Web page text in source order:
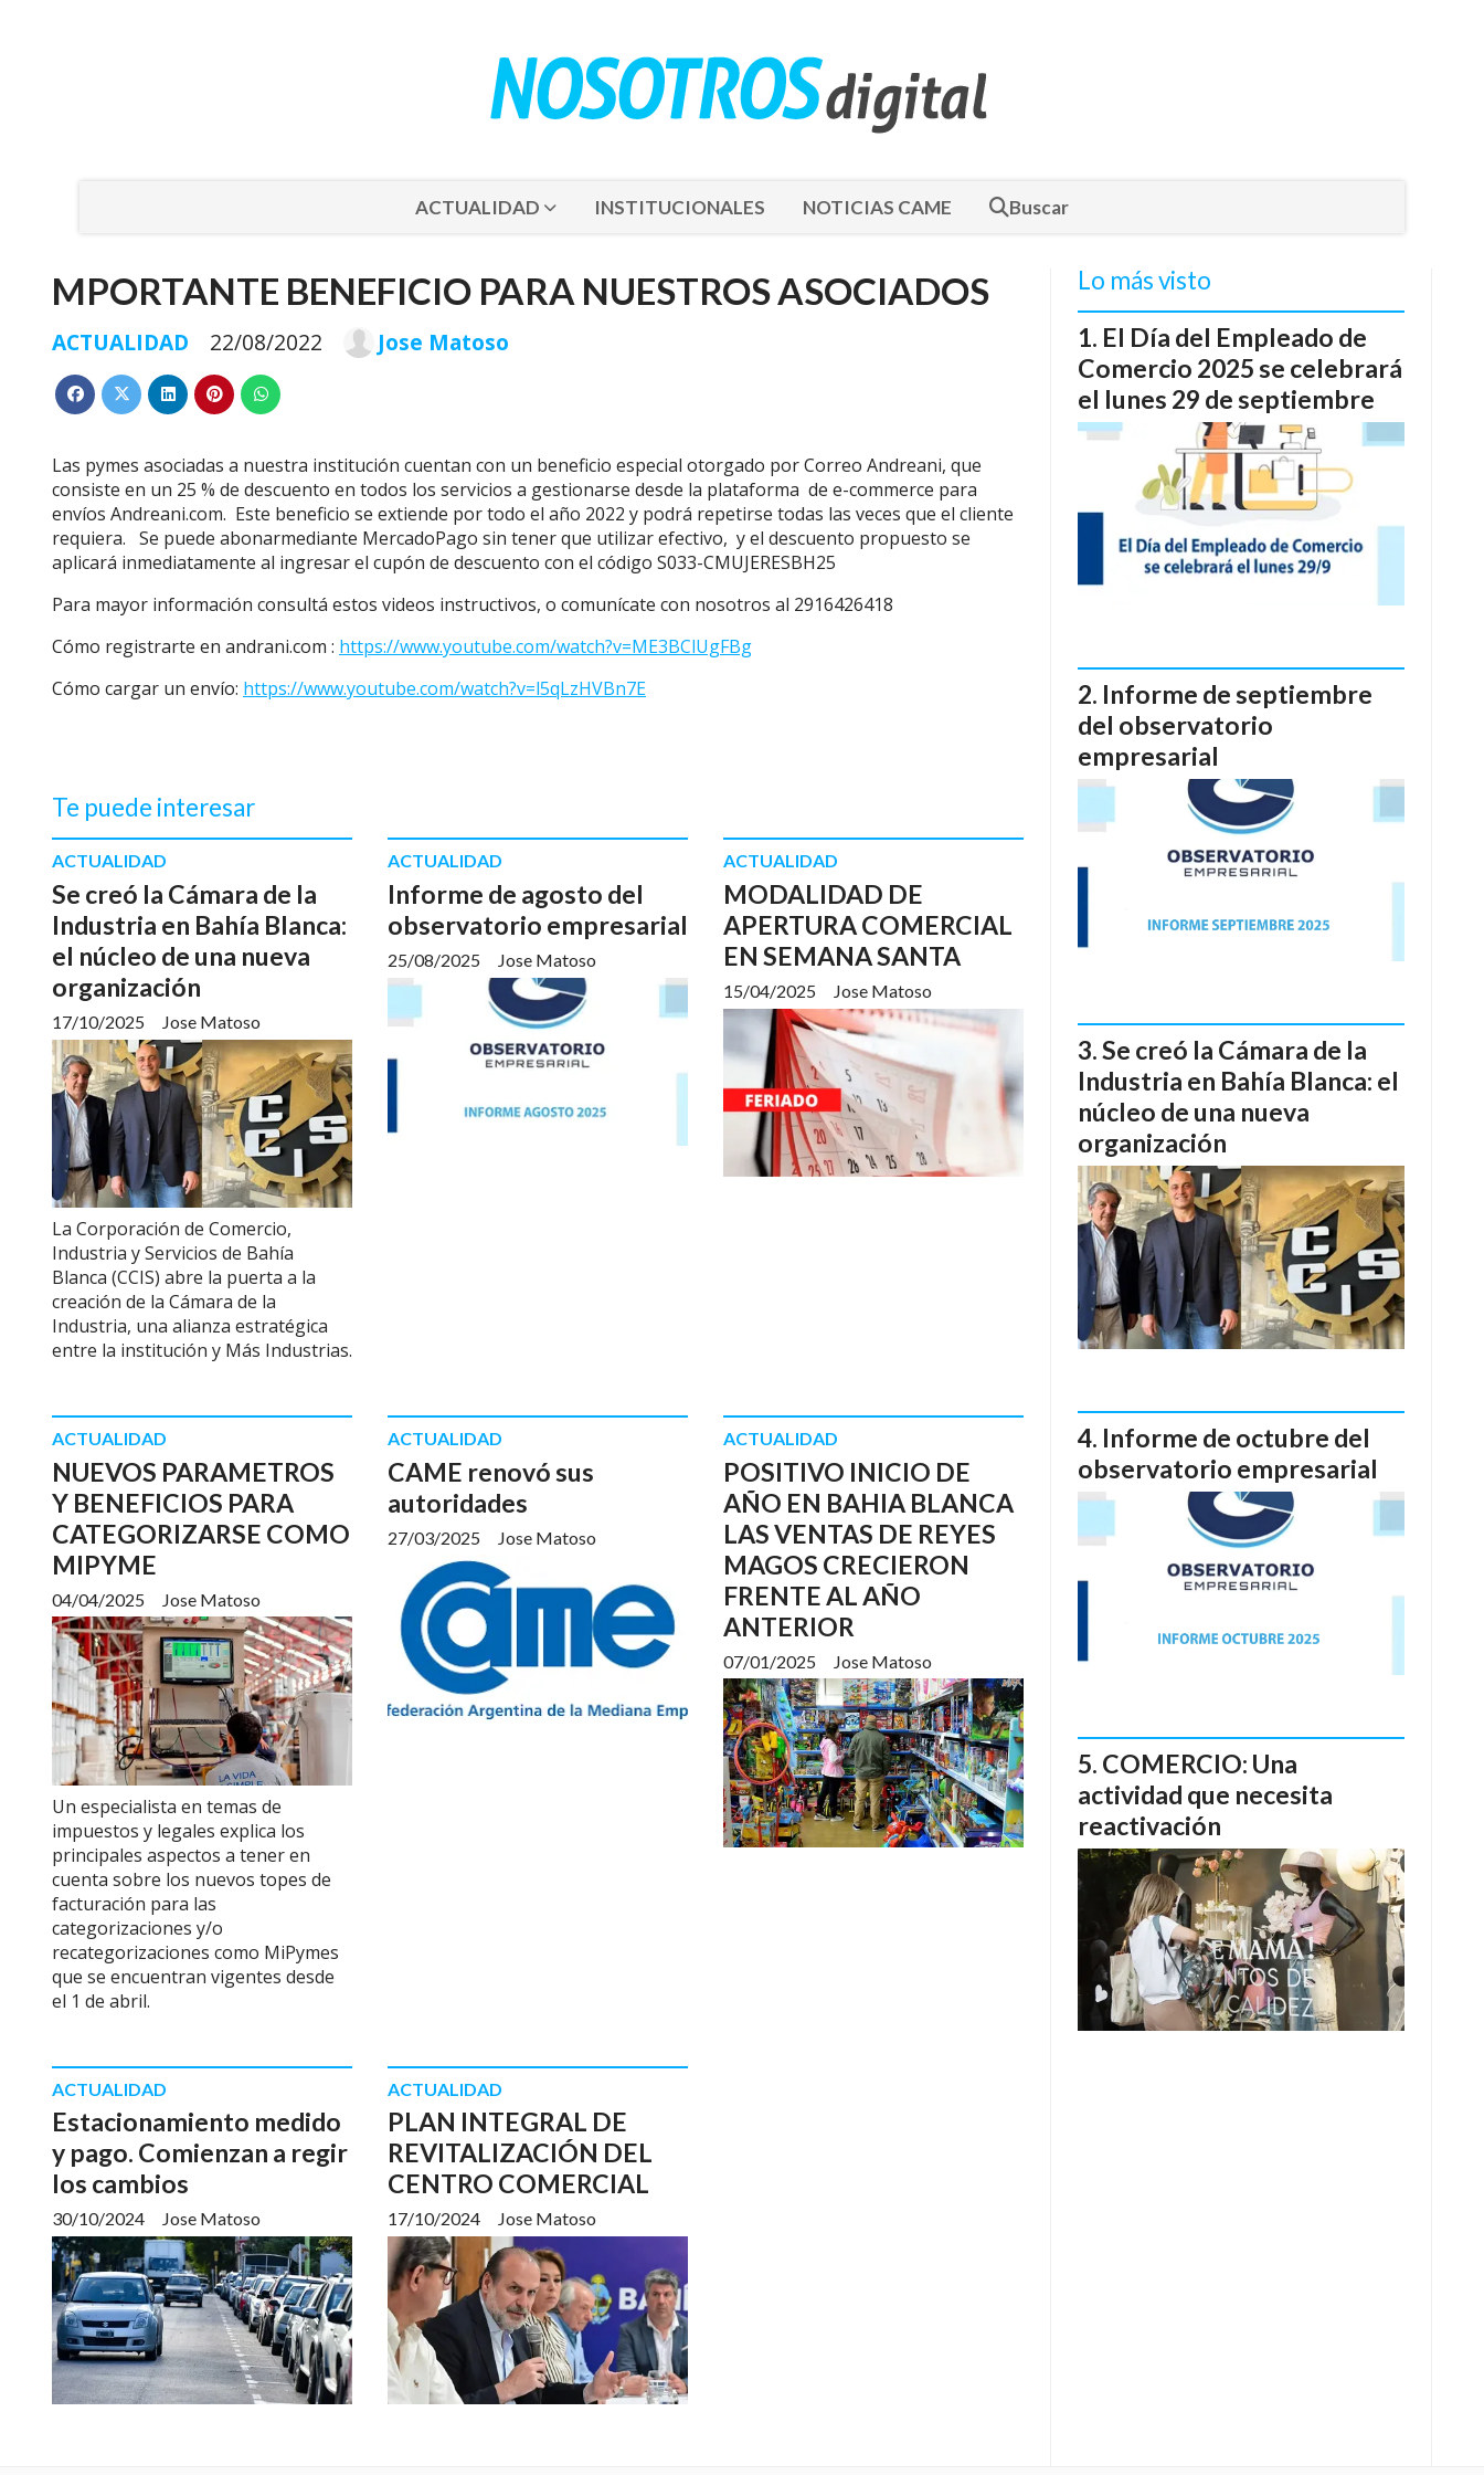
ACTUALIDAD INSTITUCIONALES NOTICIAS CAME Buscar
MPORTANTE BENEFICIO PARA NUESTROS ASOCIADOS
ACTUALIDAD 22/08/2022 Jose Matoso
Las pymes asociadas a nuestra institución cuentan con un beneficio especial otorgado por Correo Andreani, que
consiste en un 25 % de descuento en todos los servicios a gestionarse desde la plataforma de e-commerce para
envíos Andreani.com. Este beneficio se extiende por todo el año 2022 y podrá repetirse todas las veces que el cliente
requiera. Se puede abonarmediante MercadoPago sin tener que utilizar efectivo, y el descuento propuesto se
aplicará inmediatamente al ingresar el cupón de descuento con el código S033-CMUJERESBH25
Para mayor información consultá estos videos instructivos, o comunícate con nosotros al 2916426418
Cómo registrarte en andrani.com : https://www.youtube.com/watch?v=ME3BClUgFBg
Cómo cargar un envío: https://www.youtube.com/watch?v=l5qLzHVBn7E
Te puede interesar
Se creó la Cámara de la
Industria en Bahía Blanca:
el núcleo de una nueva
organización
Jose Matoso
ACTUALIDAD
17/10/2025
La Corporación de Comercio,
Industria y Servicios de Bahía
Blanca (CCIS) abre la puerta a la
creación de la Cámara de la
Industria, una alianza estratégica
entre la institución y Más Industrias.
Informe de agosto del
observatorio empresarial
Jose Matoso
ACTUALIDAD
25/08/2025
MODALIDAD DE
APERTURA COMERCIAL
EN SEMANA SANTA
Jose Matoso
ACTUALIDAD
15/04/2025
NUEVOS PARAMETROS
Y BENEFICIOS PARA
CATEGORIZARSE COMO
MIPYME
Jose Matoso
ACTUALIDAD
04/04/2025
Un especialista en temas de
impuestos y legales explica los
principales aspectos a tener en
cuenta sobre los nuevos topes de
facturación para las
categorizaciones y/o
recategorizaciones como MiPymes
que se encuentran vigentes desde
el 1 de abril.
CAME renovó sus
autoridades
Jose Matoso
ACTUALIDAD
27/03/2025
POSITIVO INICIO DE
AÑO EN BAHIA BLANCA
LAS VENTAS DE REYES
MAGOS CRECIERON
FRENTE AL AÑO
ANTERIOR
Jose Matoso
ACTUALIDAD
07/01/2025
Estacionamiento medido
y pago. Comienzan a regir
los cambios
Jose Matoso
ACTUALIDAD
30/10/2024
PLAN INTEGRAL DE
REVITALIZACIÓN DEL
CENTRO COMERCIAL
Jose Matoso
ACTUALIDAD
17/10/2024
Lo más visto
El Día del Empleado de
Comercio 2025 se celebrará
el lunes 29 de septiembre
Informe de septiembre
del observatorio
empresarial
Se creó la Cámara de la
Industria en Bahía Blanca: el
núcleo de una nueva
organización
Informe de octubre del
observatorio empresarial
COMERCIO: Una
actividad que necesita
reactivación